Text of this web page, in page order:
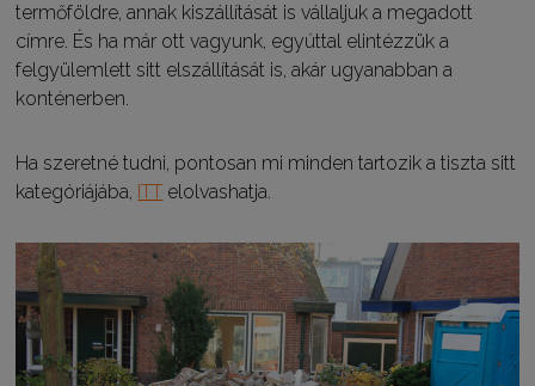
termőföldre, annak kiszállítását is vállaljuk a megadott
címre. És ha már ott vagyunk, egyúttal elintézzük a
felgyülemlett sitt elszállítását is, akár ugyanabban a
konténerben.
Ha szeretné tudni, pontosan mi minden tartozik a tiszta sitt
kategóriájába, ITT elolvashatja.